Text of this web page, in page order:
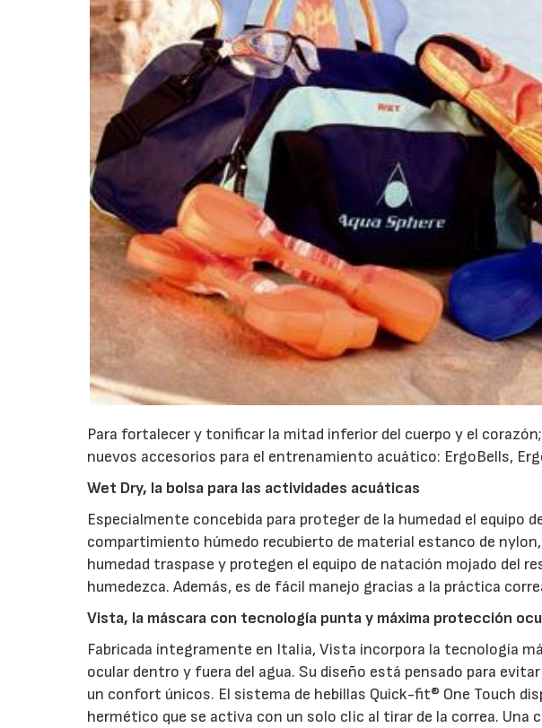
Para fortalecer y tonificar la mitad inferior del cuerpo y el
nuevos accesorios para el entrenamiento acuático: ErgoBells,
Wet Dry, la bolsa para las actividades acuáticas
Especialmente concebida para proteger de la humedad el equipo
compartimiento húmedo recubierto de material estanco de nylon,
humedad traspase y protegen el equipo de natación mojado del
humedezca. Además, es de fácil manejo gracias a la práctica
Vista, la máscara con tecnología punta y máxima protección
Fabricada íntegramente en Italia, Vista incorpora la tecnología
ocular dentro y fuera del agua. Su diseño está pensado para
un confort únicos. El sistema de hebillas Quick-fit® One Touch
hermético que se activa con un solo clic al tirar de la correa. Una